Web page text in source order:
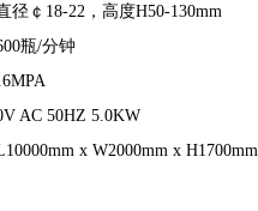
径￠18-22，高度H50-130mm
瓶/分钟
AC 50HZ 5.0KW
x W2000mm x H1700mm